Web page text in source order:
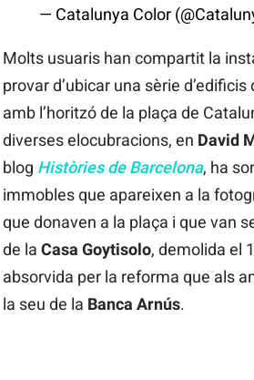
— Catalunya Color
Molts usuaris han compartit la
provar d’ubicar una sèrie
amb l’horitzó de la plaça de
diverses elocubracions, en David
blog Històries de Barcelona, ha
immobles que apareixen a la
que donaven a la plaça i que van
de la Casa Goytisolo, demolida el
absorvida per la reforma que als
la seu de la Banca Arnús.